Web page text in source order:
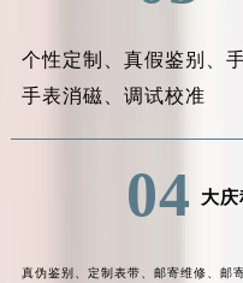
个性定制、 真假鉴别、
手表消磁、 调试校准
04 大
真伪鉴别、 定制表带、 邮寄维修、 邮